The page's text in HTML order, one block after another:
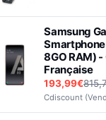
Samsung
Smartphone
8GO RAM) -
Française
193,99€
Cdiscount